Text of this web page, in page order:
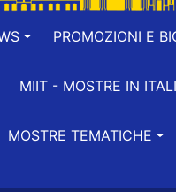
PROMOZIONI E
MIIT - MOSTRE IN
MOSTRE TEMATICHE